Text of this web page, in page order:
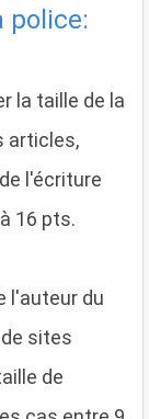
police:
la taille de la
articles,
l'écriture
16 pts.
l'auteur du
sites
de